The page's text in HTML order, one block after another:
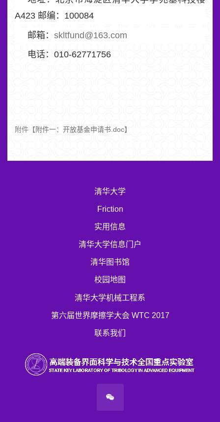
A423 邮编：100084
邮箱： skltfund@163.com
电话：010-62771756
附件【附件一：开放基金申请书.doc】
清华大学
Friction
实用信息
清华大学信息门户
清华图书馆
校园地图
清华大学机械工程系
第六届世界摩擦学大会 WTC 2017
联系我们